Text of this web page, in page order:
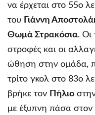
να έρχεται στο 55ο
του Γιάννη
Θωμά Στρακόσια. Οι
στροφές και οι
ώθηση στην ομάδα,
τρίτο γκολ στο 83ο
βρήκε τον Πήλιο
με έξυπνη πάσα στον